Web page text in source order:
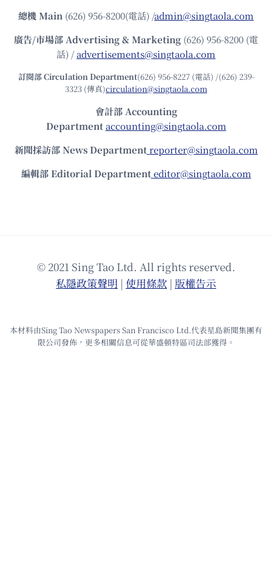
總機Main (626) 956-8200(電話) /admin@singtaola.com
廣告/市場部Advertising & Marketing (626) 956-8200 (電
話) /advertisements@singtaola.com
訂閱部 Circulation Department(626) 956-8227 (電話) /(626) 239-
3323 (傳真)circulation@singtaola.com
會計部 Accounting
Department accounting@singtaola.com
新聞採訪部 News Department reporter@singtaola.com
編輯部 Editorial Department editor@singtaola.com
© 2021 Sing Tao Ltd. All rights reserved.
私隱政策聲明 | 使⽤條款 | 版權告⽰
本材料由Sing Tao Newspapers San Francisco Ltd.代表星島新聞集團有
限公司發佈，更多相關信息可從華盛頓特區司法部獲得。